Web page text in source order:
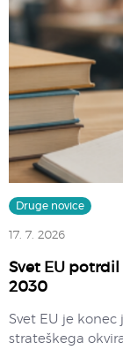
Druge novice
17. 7. 2026
Svet EU
2030
Svet EU je
strateškega